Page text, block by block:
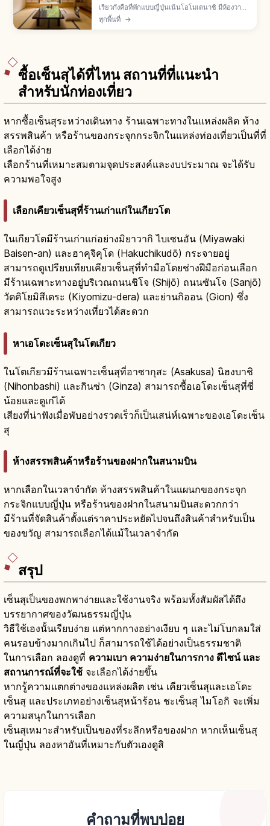
เรียวกังคือที่พักแบบญี่ปุ่นเน้นโอโมเตนาชิ มีห้องวา
ชิตสึทาทามิ ออนเซ็น ยูกาตะ และอาหารไคเซกิ ส่วน
โรงแรมมีหลายแบบทั้งธุรกิจ-ซิตี้-รีสอร์ท อิสระ
ทุกพื้นที่ →
ซื้อเซ็นสุได้ที่ไหน สถานที่ที่แนะนำ
สำหรับนักท่องเที่ยว
หากซื้อเซ็นสุระหว่างเดินทาง ร้านเฉพาะทางในแหล่งผลิต ห้าง
สรรพสินค้า หรือร้านของกระจุกกระจิกในแหล่งท่องเที่ยวเป็นที่ที่
เลือกได้ง่าย
เลือกร้านที่เหมาะสมตามจุดประสงค์และงบประมาณ จะได้รับ
ความพอใจสูง
เลือกเคียวเซ็นสุที่ร้านเก่าแก่ในเกียวโต
ในเกียวโตมีร้านเก่าแก่อย่างมิยาวากิ ไบเซนอัน (Miyawaki
Baisen-an) และฮาคุจิคุโด (Hakuchikudō) กระจายอยู่
สามารถดูเปรียบเทียบเคียวเซ็นสุที่ทำมือโดยช่างฝีมือก่อนเลือก
มีร้านเฉพาะทางอยู่บริเวณถนนชิโจ (Shijō) ถนนซันโจ (Sanjō)
วัดคิโยมิสึเดระ (Kiyomizu-dera) และย่านกิออน (Gion) ซึ่ง
สามารถแวะระหว่างเที่ยวได้สะดวก
หาเอโดะเซ็นสุในโตเกียว
ในโตเกียวมีร้านเฉพาะเซ็นสุที่อาซากุสะ (Asakusa) นิฮงบาชิ
(Nihonbashi) และกินซ่า (Ginza) สามารถซื้อเอโดะเซ็นสุที่ซี่
น้อยและดูเก๋ได้
เสียงที่น่าฟังเมื่อพับอย่างรวดเร็วก็เป็นเสน่ห์เฉพาะของเอโดะเซ็น
สุ
ห้างสรรพสินค้าหรือร้านของฝากในสนามบิน
หากเลือกในเวลาจำกัด ห้างสรรพสินค้าในแผนกของกระจุก
กระจิกแบบญี่ปุ่น หรือร้านของฝากในสนามบินสะดวกกว่า
มีร้านที่จัดสินค้าตั้งแต่ราคาประหยัดไปจนถึงสินค้าสำหรับเป็น
ของขวัญ สามารถเลือกได้แม้ในเวลาจำกัด
สรุป
เซ็นสุเป็นของพกพาง่ายและใช้งานจริง พร้อมทั้งสัมผัสได้ถึง
บรรยากาศของวัฒนธรรมญี่ปุ่น
วิธีใช้เองนั้นเรียบง่าย แต่หากกางอย่างเงียบ ๆ และไม่โบกลมใส่
คนรอบข้างมากเกินไป ก็สามารถใช้ได้อย่างเป็นธรรมชาติ
ในการเลือก ลองดูที่ ความเบา ความง่ายในการกาง ดีไซน์ และ
สถานการณ์ที่จะใช้ จะเลือกได้ง่ายขึ้น
หากรู้ความแตกต่างของแหล่งผลิต เช่น เคียวเซ็นสุและเอโดะ
เซ็นสุ และประเภทอย่างเซ็นสุหน้าร้อน ชะเซ็นสุ ไมโอกิ จะเพิ่ม
ความสนุกในการเลือก
เซ็นสุเหมาะสำหรับเป็นของที่ระลึกหรือของฝาก หากเห็นเซ็นสุ
ในญี่ปุ่น ลองหาอันที่เหมาะกับตัวเองดูสิ
คำถามที่พบบ่อย